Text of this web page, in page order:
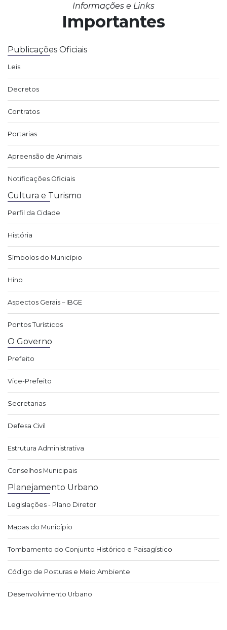
Informações e Links
Importantes
Publicações Oficiais
Leis
Decretos
Contratos
Portarias
Apreensão de Animais
Notificações Oficiais
Cultura e Turismo
Perfil da Cidade
História
Símbolos do Município
Hino
Aspectos Gerais – IBGE
Pontos Turísticos
O Governo
Prefeito
Vice-Prefeito
Secretarias
Defesa Civil
Estrutura Administrativa
Conselhos Municipais
Planejamento Urbano
Legislações - Plano Diretor
Mapas do Município
Tombamento do Conjunto Histórico e Paisagístico
Código de Posturas e Meio Ambiente
Desenvolvimento Urbano